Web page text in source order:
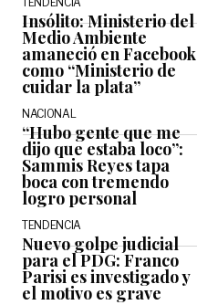
Insólito: Ministerio del
Medio Ambiente
amaneció en Facebook
como “Ministerio de
cuidar la plata”
NACIONAL
“Hubo gente que me
dijo que estaba loco”:
Sammis Reyes tapa
boca con tremendo
logro personal
TENDENCIA
Nuevo golpe judicial
para el PDG: Franco
Parisi es investigado y
el motivo es grave